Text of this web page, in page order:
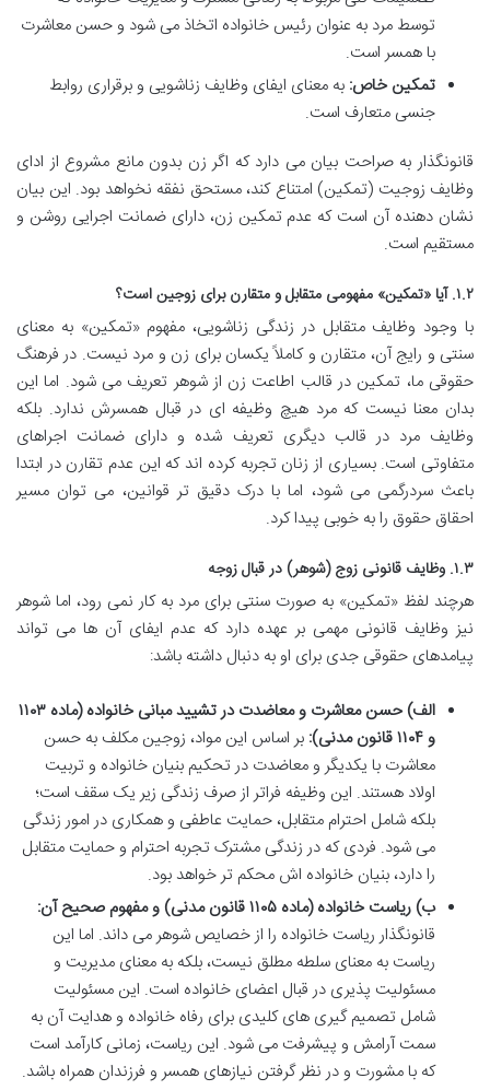
توسط مرد به عنوان رئیس خانواده اتخاذ می شود و حسن معاشرت
با همسر است.
تمکین خاص: به معنای ایفای وظایف زناشویی و برقراری روابط
جنسی متعارف است.
قانونگذار به صراحت بیان می دارد که اگر زن بدون مانع مشروع از ادای
وظایف زوجیت (تمکین) امتناع کند، مستحق نفقه نخواهد بود. این بیان
نشان دهنده آن است که عدم تمکین زن، دارای ضمانت اجرایی روشن و
مستقیم است.
۱.۲. آیا «تمکین» مفهومی متقابل و متقارن برای زوجین است؟
با وجود وظایف متقابل در زندگی زناشویی، مفهوم «تمکین» به معنای
سنتی و رایج آن، متقارن و کاملاً یکسان برای زن و مرد نیست. در فرهنگ
حقوقی ما، تمکین در قالب اطاعت زن از شوهر تعریف می شود. اما این
بدان معنا نیست که مرد هیچ وظیفه ای در قبال همسرش ندارد. بلکه
وظایف مرد در قالب دیگری تعریف شده و دارای ضمانت اجراهای
متفاوتی است. بسیاری از زنان تجربه کرده اند که این عدم تقارن در ابتدا
باعث سردرگمی می شود، اما با درک دقیق تر قوانین، می توان مسیر
احقاق حقوق را به خوبی پیدا کرد.
۱.۳. وظایف قانونی زوج (شوهر) در قبال زوجه
هرچند لفظ «تمکین» به صورت سنتی برای مرد به کار نمی رود، اما شوهر
نیز وظایف قانونی مهمی بر عهده دارد که عدم ایفای آن ها می تواند
پیامدهای حقوقی جدی برای او به دنبال داشته باشد:
الف) حسن معاشرت و معاضدت در تشیید مبانی خانواده (ماده ۱۱۰۳
و ۱۱۰۴ قانون مدنی):
بر اساس این مواد، زوجین مکلف به حسن
معاشرت با یکدیگر و معاضدت در تحکیم بنیان خانواده و تربیت
اولاد هستند. این وظیفه فراتر از صرف زندگی زیر یک سقف است؛
بلکه شامل احترام متقابل، حمایت عاطفی و همکاری در امور زندگی
می شود. فردی که در زندگی مشترک تجربه احترام و حمایت متقابل
را دارد، بنیان خانواده اش محکم تر خواهد بود.
ب) ریاست خانواده (ماده ۱۱۰۵ قانون مدنی) و مفهوم صحیح آن:
قانونگذار ریاست خانواده را از خصایص شوهر می داند. اما این
ریاست به معنای سلطه مطلق نیست، بلکه به معنای مدیریت و
مسئولیت پذیری در قبال اعضای خانواده است. این مسئولیت
شامل تصمیم گیری های کلیدی برای رفاه خانواده و هدایت آن به
سمت آرامش و پیشرفت می شود. این ریاست، زمانی کارآمد است
که با مشورت و در نظر گرفتن نیازهای همسر و فرزندان همراه باشد.